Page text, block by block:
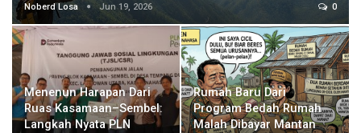
Noberd Losa Jun 19, 2026 0
Menenun Harapan Dari
Ruas Kasamaan–Sembel:
Langkah Nyata PLN
Rumah Baru Dari
Program Bedah Rumah
Malah Dibayar Mantan